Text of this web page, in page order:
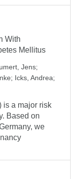
With
Mellitus
Jens;
; Icks, Andrea;
is a major risk
Based on
we